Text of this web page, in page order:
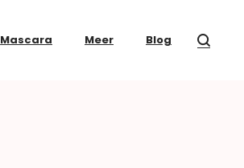
Mascara Meer Blog